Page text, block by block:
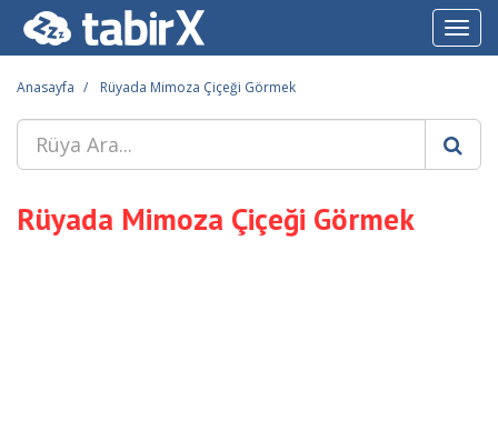
Anasayfa Rüyada Mimoza Çiçeği Görmek
Rüyada Mimoza Çiçeği Görmek